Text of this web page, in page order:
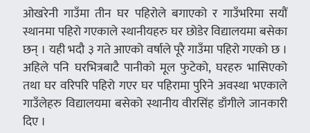
ओखरेनी गाउँमा तीन घर पहिरोले बगाएको र गाउँभरिमा सयौं
स्थानमा पहिरो गएकाले स्थानीयहरु घर छोडेर विद्यालयमा बसेका
छन् । यही भदौ ३ गते आएको वर्षाले पूरै गाउँमा पहिरो गएको छ ।
अहिले पनि घरभित्रबाटै पानीको मूल फुटेको, घरहरु भासिएको
तथा घर वरिपरि पहिरो गएर घर पहिरामा पुरिने अवस्था भएकाले
गाउँलेहरु विद्यालयमा बसेको स्थानीय वीरसिंह डाँगीले जानकारी
दिए ।